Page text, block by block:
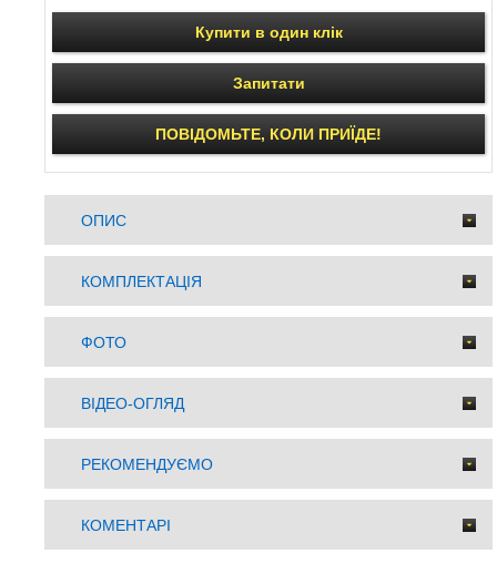
Купити в один клік
Запитати
ПОВІДОМЬТЕ, КОЛИ ПРИЇДЕ!
ОПИС
КОМПЛЕКТАЦІЯ
ФОТО
ВІДЕО-ОГЛЯД
РЕКОМЕНДУЄМО
КОМЕНТАРІ